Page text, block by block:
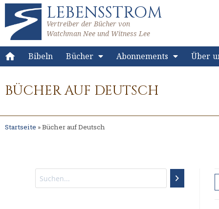
LEBENSSTROM
Vertreiber der Bücher von
Watchman Nee und Witness Lee
Bibeln Bücher Abonnements Über
BÜCHER AUF DEUTSCH
Startseite »Bücher auf Deutsch